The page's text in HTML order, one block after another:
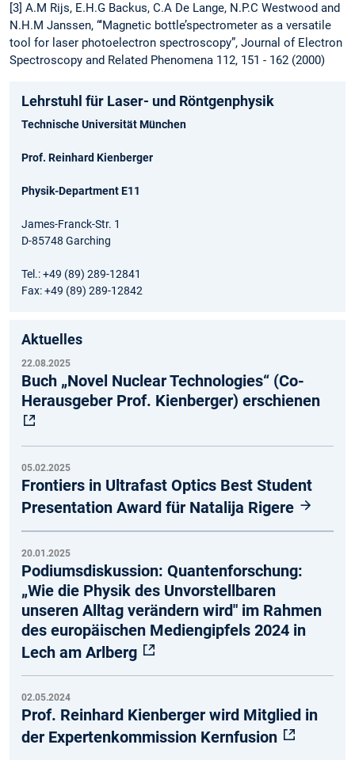
[3] A.M Rijs, E.H.G Backus, C.A De Lange, N.P.C Westwood and
N.H.M Janssen, “‘Magnetic bottle’spectrometer as a versatile
tool for laser photoelectron spectroscopy”, Journal of Electron
Spectroscopy and Related Phenomena 112, 151 - 162 (2000)
Lehrstuhl für Laser- und Röntgenphysik
Technische Universität München
Prof. Reinhard Kienberger
Physik-Department E11
James-Franck-Str. 1
D-85748 Garching
Tel.: +49 (89) 289-12841
Fax: +49 (89) 289-12842
Aktuelles
22.08.2025
Buch „Novel Nuclear Technologies“ (Co-
Herausgeber Prof. Kienberger) erschienen
05.02.2025
Frontiers in Ultrafast Optics Best Student
Presentation Award für Natalija Rigere
20.01.2025
Podiumsdiskussion: Quantenforschung:
„Wie die Physik des Unvorstellbaren
unseren Alltag verändern wird" im Rahmen
des europäischen Mediengipfels 2024 in
Lech am Arlberg
02.05.2024
Prof. Reinhard Kienberger wird Mitglied in
der Expertenkommission Kernfusion